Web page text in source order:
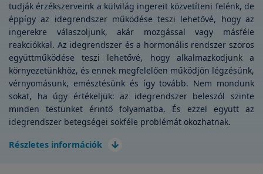
tudják érzékszerveink a külvilág ingereit közvetíteni felénk, de
éppígy az idegrendszer működése teszi lehetővé, hogy az
ingerekre válaszoljunk, akár mozgással vagy másféle
reakciókkal. Az idegrendszer és a hormonális rendszer szoros
együttműködése teszi lehetővé, hogy alkalmazkodjunk a
környezetünkhöz, és ennek megfelelően működjön légzésünk,
vérnyomásunk, emésztésünk és így tovább. Nem mondunk
sokat, ha úgy értékeljük: az idegrendszer beleszól szinte
minden testünket érintő folyamatba. És ezzel együtt az
idegrendszer betegségei sokféle problémát okozhatnak.
Részletes információk